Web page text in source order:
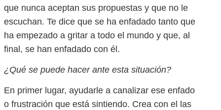
que nunca aceptan sus propuestas y que no le
escuchan. Te dice que se ha enfadado tanto que
ha empezado a gritar a todo el mundo y que, al
final, se han enfadado con él.
¿Qué se puede hacer ante esta situación?
En primer lugar, ayudarle a canalizar ese enfado
o frustración que está sintiendo. Crea con el las